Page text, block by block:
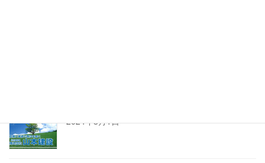
2024年8月1日